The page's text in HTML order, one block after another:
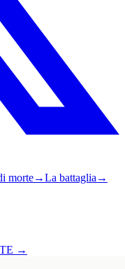
morte→La battaglia →
→